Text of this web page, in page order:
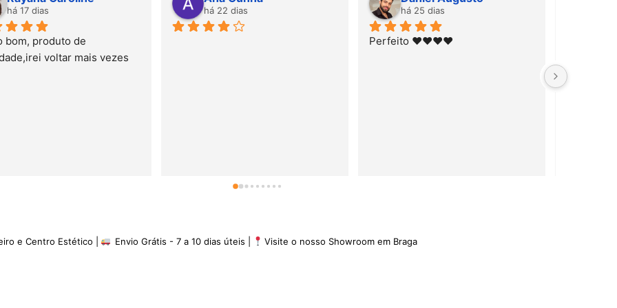
de
voltar mais vezes
há 22 dias há 25 dias
Perfeito ♥️♥️♥️♥️
e Centro Estético | Envio Grátis - 7 a 10 dias úteis | Visite o nosso Showroom em Braga